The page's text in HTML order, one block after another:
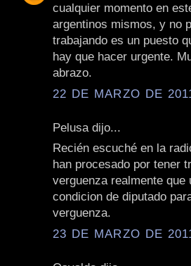
cualquier momento en
argentinos mismos, y no
trabajando es un puesto
hay que hacer urgente.
abrazo.
22 DE MARZO DE
Pelusa dijo...
Recién escuché en la
han procesado por tener
verguenza realmente
condicion de diputado
verguenza.
23 DE MARZO DE